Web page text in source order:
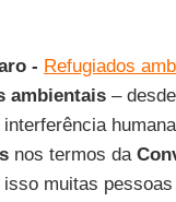
- Refugiados
ambientais–
nos termos da
isso muitas